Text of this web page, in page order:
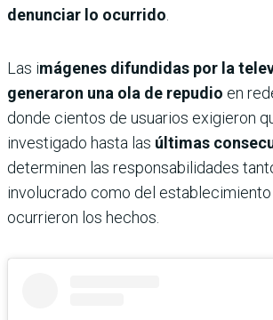
denunciar lo ocurrido
Las imágenes difundidas por la
generaron una ola de repudio en
donde cientos de usuarios exigieron
investigado hasta las últimas
determinen las responsabilidades
involucrado como del
ocurrieron los hechos.